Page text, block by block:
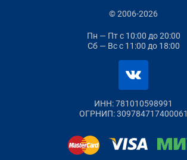
© 2006-2026
Пн — Птс 10:00 до 20:00
Сб — Всс 11:00 до 18:00
ИНН: 781010598991
ОГРНИП: 309784717400061